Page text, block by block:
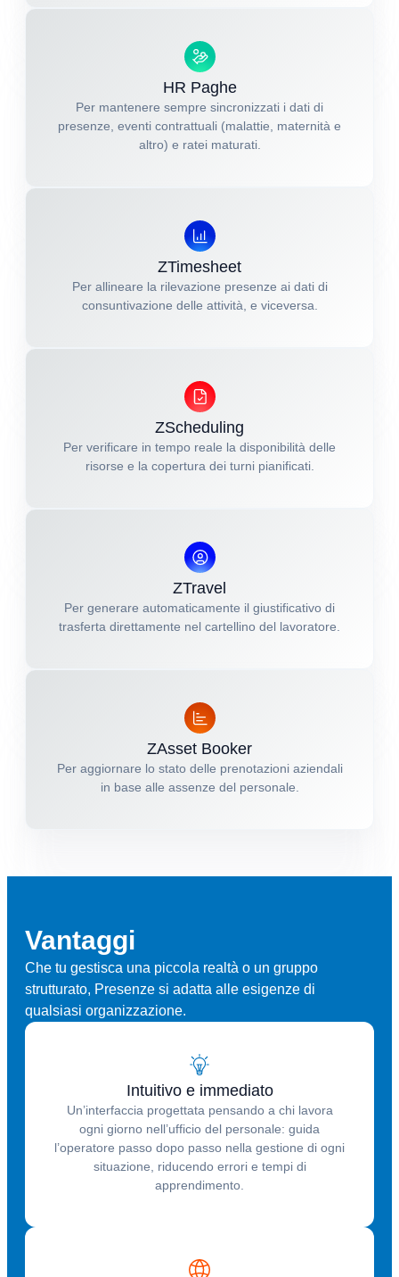
HR Paghe
Per mantenere sempre sincronizzati i dati di
presenze, eventi contrattuali (malattie, maternità e
altro) e ratei maturati.
ZTimesheet
Per allineare la rilevazione presenze ai dati di
consuntivazione delle attività, e viceversa.
ZScheduling
Per verificare in tempo reale la disponibilità delle
risorse e la copertura dei turni pianificati.
ZTravel
Per generare automaticamente il giustificativo di
trasferta direttamente nel cartellino del lavoratore.
ZAsset Booker
Per aggiornare lo stato delle prenotazioni aziendali
in base alle assenze del personale.
Vantaggi
Che tu gestisca una piccola realtà o un gruppo
strutturato, Presenze si adatta alle esigenze di
qualsiasi organizzazione.
Intuitivo e immediato
Un’interfaccia progettata pensando a chi lavora
ogni giorno nell’ufficio del personale: guida
l’operatore passo dopo passo nella gestione di ogni
situazione, riducendo errori e tempi di
apprendimento.